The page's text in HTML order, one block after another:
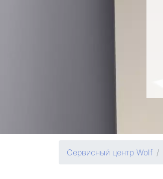
Сервисный центр Wolf